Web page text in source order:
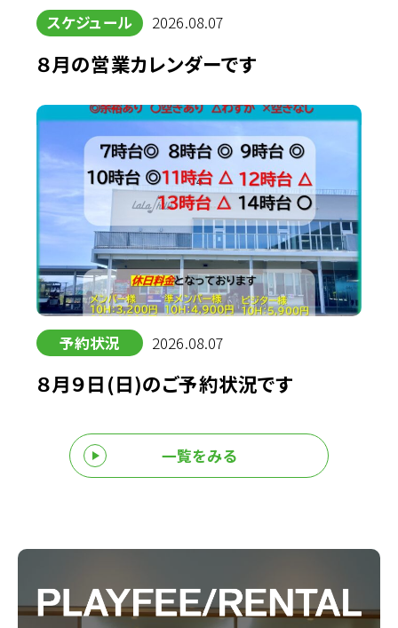
スケジュール 2026.08.07
８月の営業カレンダーです
予約状況 2026.08.07
８月９日(日)のご予約状況です
一覧をみる